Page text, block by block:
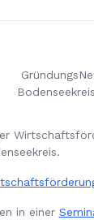
in einer